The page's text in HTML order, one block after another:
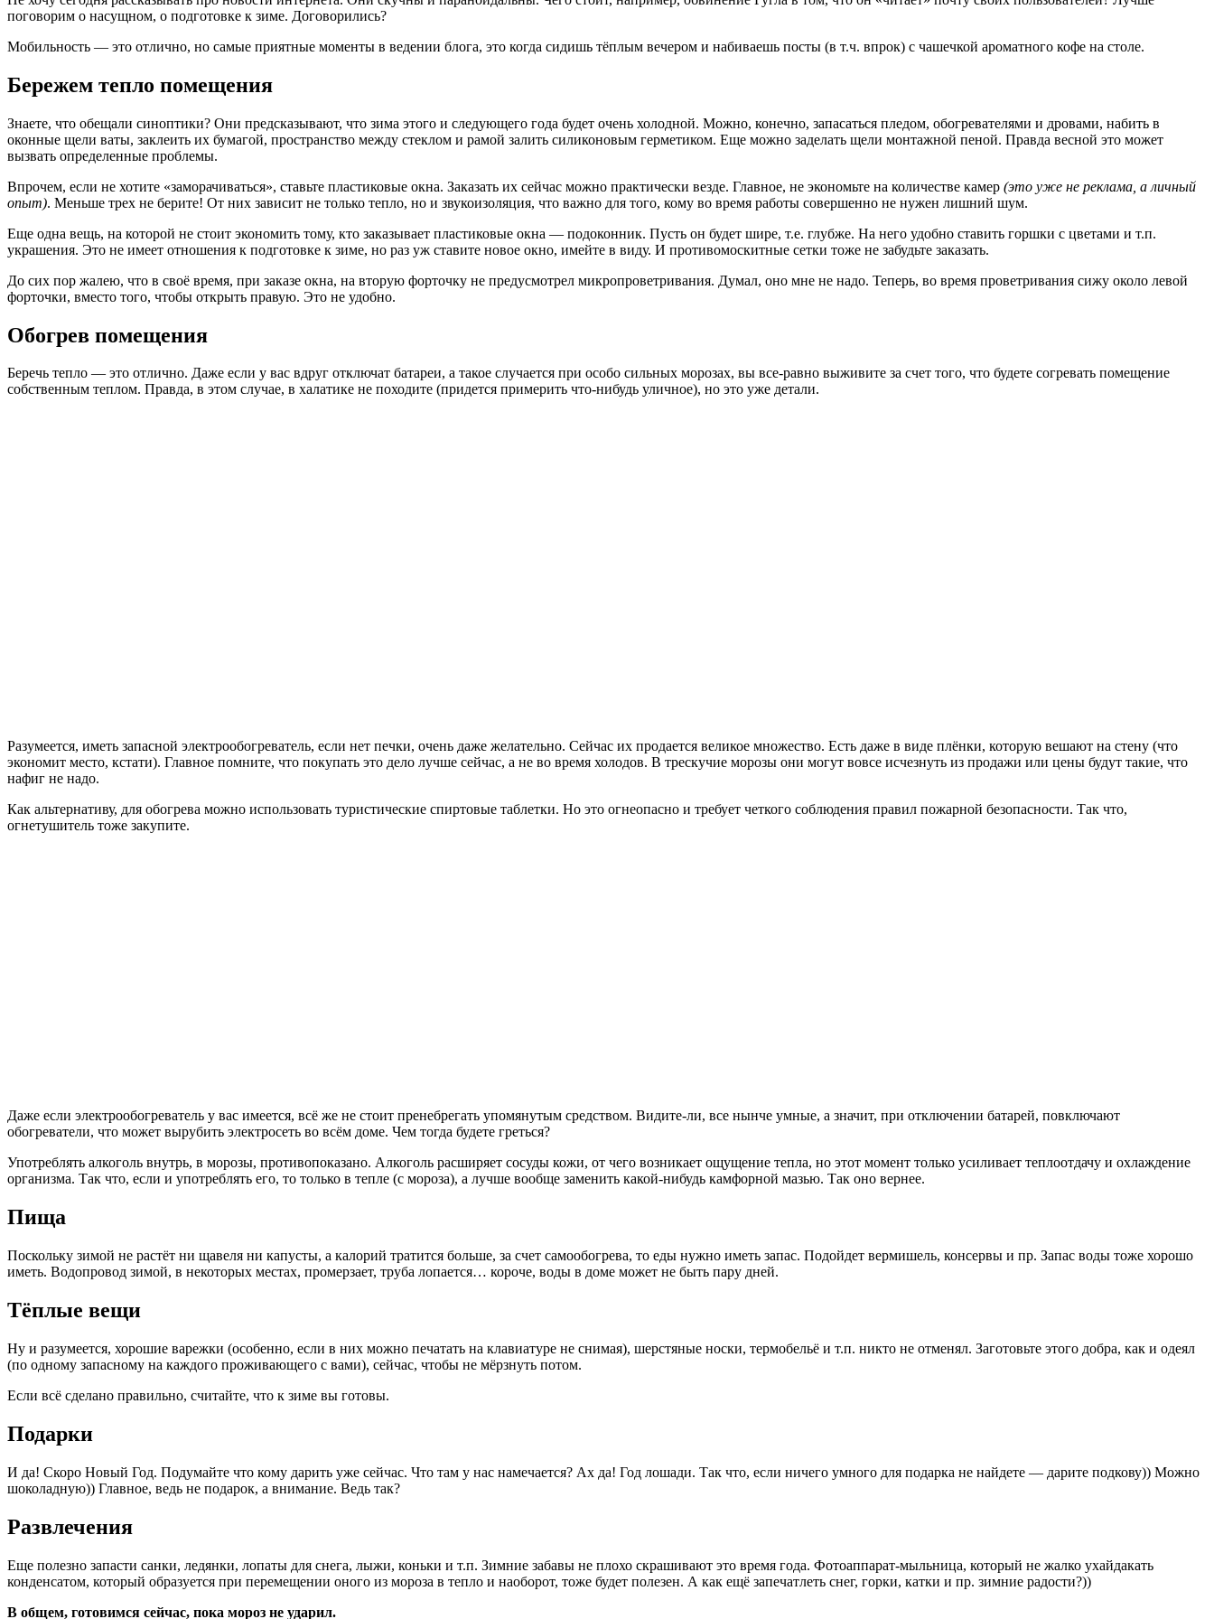
поговорим о насущном, о подготовке к зиме. Договорились?
Мобильность — это отлично, но самые приятные моменты в ведении блога, это когда сидишь тёплым вечером и набиваешь посты (в т.ч. впрок) с чашечкой ароматного кофе на столе.
Бережем тепло помещения
Знаете, что обещали синоптики? Они предсказывают, что зима этого и следующего года будет очень холодной. Можно, конечно, запасаться пледом, обогревателями и дровами, набить в
оконные щели ваты, заклеить их бумагой, пространство между стеклом и рамой залить силиконовым герметиком. Еще можно заделать щели монтажной пеной. Правда весной это может
вызвать определенные проблемы.
Впрочем, если не хотите «заморачиваться», ставьте пластиковые окна. Заказать их сейчас можно практически везде. Главное, не экономьте на количестве камер (это уже не реклама, а личный
опыт). Меньше трех не берите! От них зависит не только тепло, но и звукоизоляция, что важно для того, кому во время работы совершенно не нужен лишний шум.
Еще одна вещь, на которой не стоит экономить тому, кто заказывает пластиковые окна — подоконник. Пусть он будет шире, т.е. глубже. На него удобно ставить горшки с цветами и т.п.
украшения. Это не имеет отношения к подготовке к зиме, но раз уж ставите новое окно, имейте в виду. И противомоскитные сетки тоже не забудьте заказать.
До сих пор жалею, что в своё время, при заказе окна, на вторую форточку не предусмотрел микропроветривания. Думал, оно мне не надо. Теперь, во время проветривания сижу около левой
форточки, вместо того, чтобы открыть правую. Это не удобно.
Обогрев помещения
Беречь тепло — это отлично. Даже если у вас вдруг отключат батареи, а такое случается при особо сильных морозах, вы все-равно выживите за счет того, что будете согревать помещение
собственным теплом. Правда, в этом случае, в халатике не походите (придется примерить что-нибудь уличное), но это уже детали.
Разумеется, иметь запасной электрообогреватель, если нет печки, очень даже желательно. Сейчас их продается великое множество. Есть даже в виде плёнки, которую вешают на стену (что
экономит место, кстати). Главное помните, что покупать это дело лучше сейчас, а не во время холодов. В трескучие морозы они могут вовсе исчезнуть из продажи или цены будут такие, что
нафиг не надо.
Как альтернативу, для обогрева можно использовать туристические спиртовые таблетки. Но это огнеопасно и требует четкого соблюдения правил пожарной безопасности. Так что,
огнетушитель тоже закупите.
Даже если электрообогреватель у вас имеется, всё же не стоит пренебрегать упомянутым средством. Видите-ли, все нынче умные, а значит, при отключении батарей, повключают
обогреватели, что может вырубить электросеть во всём доме. Чем тогда будете греться?
Употреблять алкоголь внутрь, в морозы, противопоказано. Алкоголь расширяет сосуды кожи, от чего возникает ощущение тепла, но этот момент только усиливает теплоотдачу и охлаждение
организма. Так что, если и употреблять его, то только в тепле (с мороза), а лучше вообще заменить какой-нибудь камфорной мазью. Так оно вернее.
Пища
Поскольку зимой не растёт ни щавеля ни капусты, а калорий тратится больше, за счет самообогрева, то еды нужно иметь запас. Подойдет вермишель, консервы и пр. Запас воды тоже хорошо
иметь. Водопровод зимой, в некоторых местах, промерзает, труба лопается… короче, воды в доме может не быть пару дней.
Тёплые вещи
Ну и разумеется, хорошие варежки (особенно, если в них можно печатать на клавиатуре не снимая), шерстяные носки, термобельё и т.п. никто не отменял. Заготовьте этого добра, как и одеял
(по одному запасному на каждого проживающего с вами), сейчас, чтобы не мёрзнуть потом.
Если всё сделано правильно, считайте, что к зиме вы готовы.
Подарки
И да! Скоро Новый Год. Подумайте что кому дарить уже сейчас. Что там у нас намечается? Ах да! Год лошади. Так что, если ничего умного для подарка не найдете — дарите подкову)) Можно
шоколадную)) Главное, ведь не подарок, а внимание. Ведь так?
Развлечения
Еще полезно запасти санки, ледянки, лопаты для снега, лыжи, коньки и т.п. Зимние забавы не плохо скрашивают это время года. Фотоаппарат-мыльница, который не жалко ухайдакать
конденсатом, который образуется при перемещении оного из мороза в тепло и наоборот, тоже будет полезен. А как ещё запечатлеть снег, горки, катки и пр. зимние радости?))
В общем, готовимся сейчас, пока мороз не ударил.